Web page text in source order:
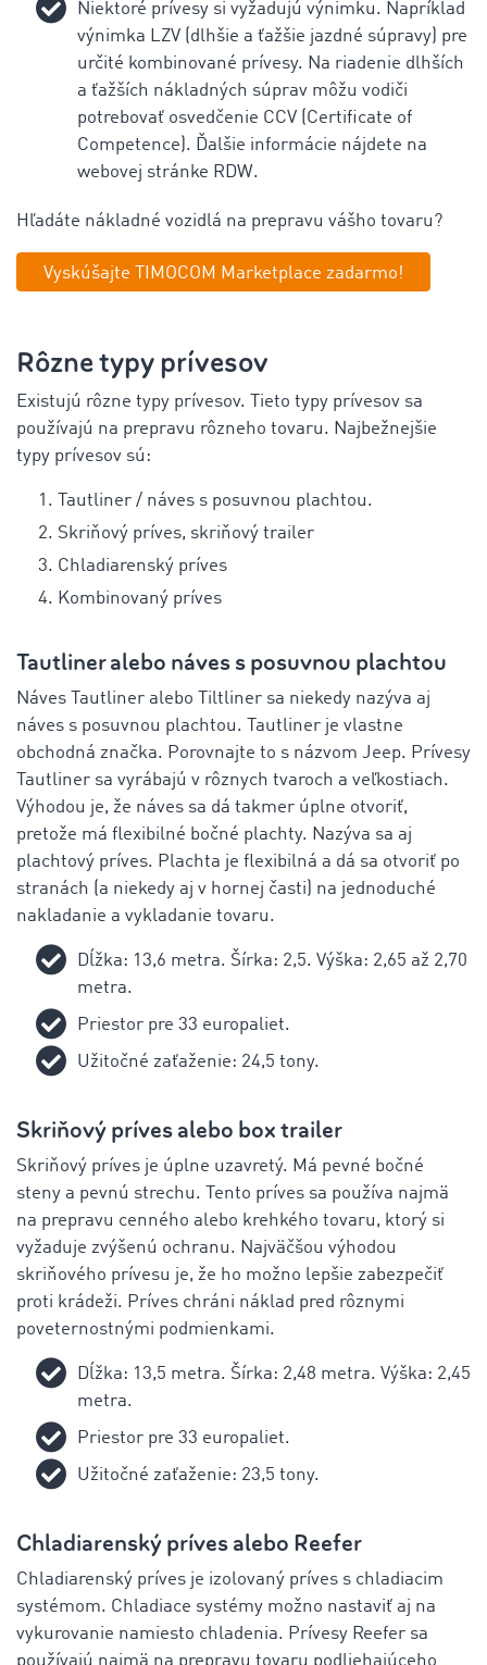
Niektoré prívesy si vyžadujú výnimku. Napríklad
výnimka LZV (dlhšie a ťažšie jazdné súpravy) pre
určité kombinované prívesy. Na riadenie dlhších
a ťažších nákladných súprav môžu vodiči
potrebovať osvedčenie CCV (Certificate of
Competence). Ďalšie informácie nájdete na
webovej stránke RDW.
Hľadáte nákladné vozidlá na prepravu vášho tovaru?
Vyskúšajte TIMOCOM Marketplace zadarmo!
Rôzne typy prívesov
Existujú rôzne typy prívesov. Tieto typy prívesov sa
používajú na prepravu rôzneho tovaru. Najbežnejšie
typy prívesov sú:
Tautliner / náves s posuvnou plachtou.
Skriňový príves, skriňový trailer
Chladiarenský príves
Kombinovaný príves
Tautliner alebo náves s posuvnou plachtou
Náves Tautliner alebo Tiltliner sa niekedy nazýva aj
náves s posuvnou plachtou. Tautliner je vlastne
obchodná značka. Porovnajte to s názvom Jeep. Prívesy
Tautliner sa vyrábajú v rôznych tvaroch a veľkostiach.
Výhodou je, že náves sa dá takmer úplne otvoriť,
pretože má flexibilné bočné plachty. Nazýva sa aj
plachtový príves. Plachta je flexibilná a dá sa otvoriť po
stranách (a niekedy aj v hornej časti) na jednoduché
nakladanie a vykladanie tovaru.
Dĺžka: 13,6 metra. Šírka: 2,5. Výška: 2,65 až 2,70
metra.
Priestor pre 33 europaliet.
Užitočné zaťaženie: 24,5 tony.
Skriňový príves alebo box trailer
Skriňový príves je úplne uzavretý. Má pevné bočné
steny a pevnú strechu. Tento príves sa používa najmä
na prepravu cenného alebo krehkého tovaru, ktorý si
vyžaduje zvýšenú ochranu. Najväčšou výhodou
skriňového prívesu je, že ho možno lepšie zabezpečiť
proti krádeži. Príves chráni náklad pred rôznymi
poveternostnými podmienkami.
Dĺžka: 13,5 metra. Šírka: 2,48 metra. Výška: 2,45
metra.
Priestor pre 33 europaliet.
Užitočné zaťaženie: 23,5 tony.
Chladiarenský príves alebo Reefer
Chladiarenský príves je izolovaný príves s chladiacim
systémom. Chladiace systémy možno nastaviť aj na
vykurovanie namiesto chladenia. Prívesy Reefer sa
používajú najmä na prepravu tovaru podliehajúceho